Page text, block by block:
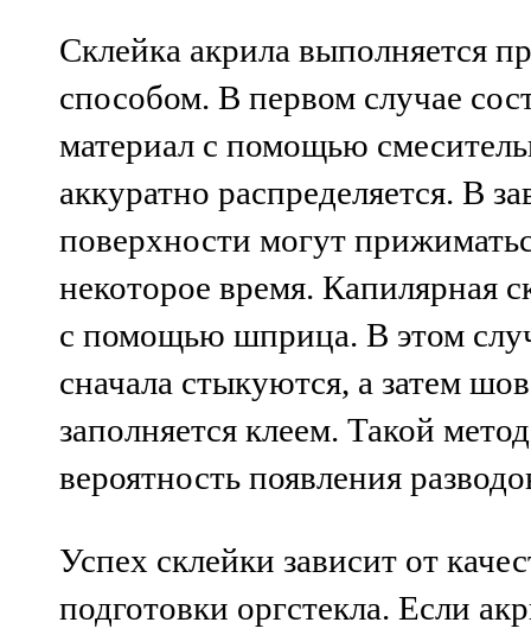
Склейка акрила выполняется
способом. В первом случае
материал с помощью
аккуратно распределяется. В
поверхности могут
некоторое время. Капилярная
с помощью шприца. В этом
сначала стыкуются, а затем
заполняется клеем. Такой
вероятность появления
Успех склейки зависит от
подготовки оргстекла. Если